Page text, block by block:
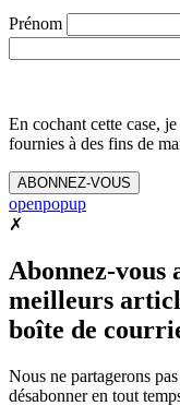
Prénom
En cochant cette case,
fournies à des fins de
ABONNEZ-VOUS
openpopup
✗
Abonnez-vous
meilleurs
boîte de
Nous ne partagerons
désabonner en tout